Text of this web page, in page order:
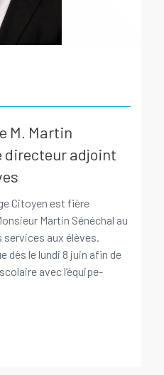
M. Martin
directeur adjoint
Citoyen est fière
Martin Sénéchal au
aux élèves.
dès le lundi 8 juin afin de
avec l’équipe-